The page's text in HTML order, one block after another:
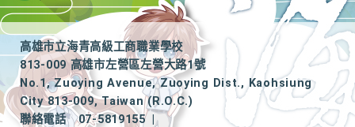
高雄市立海青高級工商職業學校
813-009 高雄市左營區左營大路1號
No.1, Zuoying Avenue, Zuoying Dist., Kaohsiung
City 813-009, Taiwan (R.O.C.)
聯絡電話
07-5819155
|